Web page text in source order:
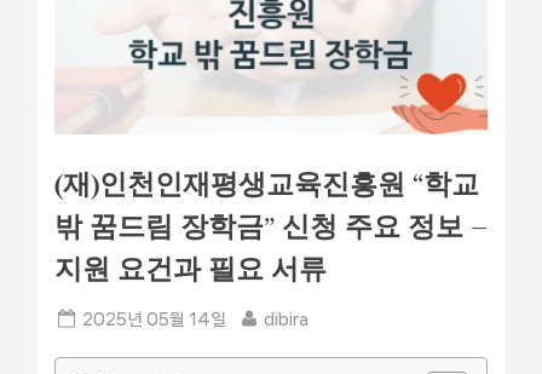
(재)인천인재평생교육진흥원 “학교
밖 꿈드림 장학금” 신청 주요 정보 –
지원 요건과 필요 서류
Posted
2025년 05월 14일 By
dibira